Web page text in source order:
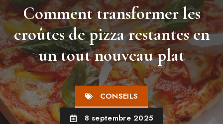
Comment transformer les
croûtes de pizza restantes en
un tout nouveau plat
CONSEILS
8 septembre 2025